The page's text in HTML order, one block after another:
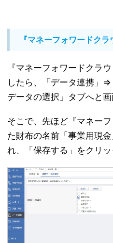
『マネーフォワードク
『マネーフォワードクラ
したら、「データ連携」
データの選択」タブへと画
そこで、先ほど『マネー
た財布の名前「事業用現
れ、「保存する」をクリッ